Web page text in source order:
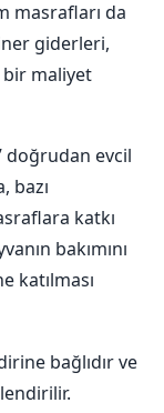
masrafları da
giderleri,
bir maliyet
doğrudan evcil
bazı
katkı
bakımını
katılması
bağlıdır ve